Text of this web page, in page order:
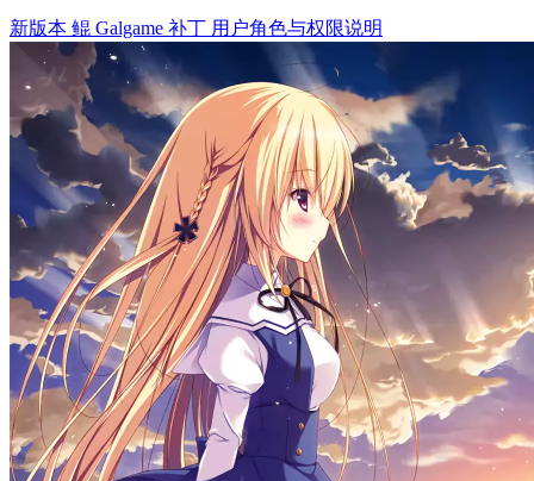
新版本 鲲 Galgame 补丁 用户角色与权限说明